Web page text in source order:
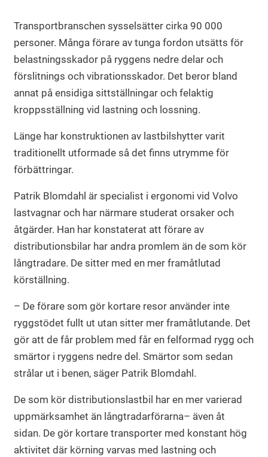
Transportbranschen sysselsätter cirka 90 000
personer. Många förare av tunga fordon utsätts för
belastningsskador på ryggens nedre delar och
förslitnings och vibrationsskador. Det beror bland
annat på ensidiga sittställningar och felaktig
kroppsställning vid lastning och lossning.
Länge har konstruktionen av lastbilshytter varit
traditionellt utformade så det finns utrymme för
förbättringar.
Patrik Blomdahl är specialist i ergonomi vid Volvo
lastvagnar och har närmare studerat orsaker och
åtgärder. Han har konstaterat att förare av
distributionsbilar har andra promlem än de som kör
långtradare. De sitter med en mer framåtlutad
körställning.
– De förare som gör kortare resor använder inte
ryggstödet fullt ut utan sitter mer framåtlutande. Det
gör att de får problem med får en felformad rygg och
smärtor i ryggens nedre del. Smärtor som sedan
strålar ut i benen, säger Patrik Blomdahl.
De som kör distributionslastbil har en mer varierad
uppmärksamhet än långtradarförarna– även åt
sidan. De gör kortare transporter med konstant hög
aktivitet där körning varvas med lastning och